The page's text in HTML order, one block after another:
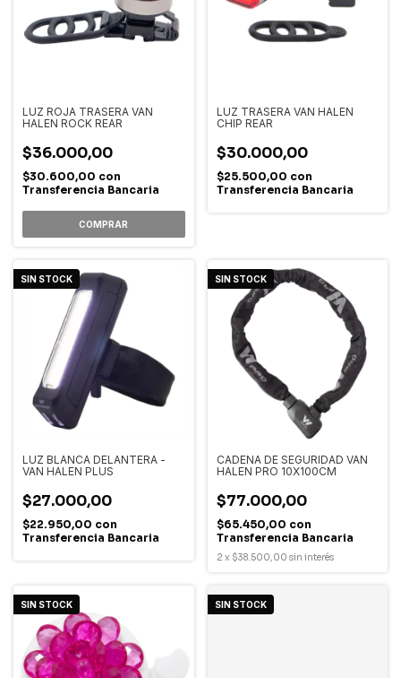
LUZ ROJA TRASERA VAN
HALEN ROCK REAR
$36.000,00
$30.600,00 con
Transferencia Bancaria
LUZ TRASERA VAN HALEN
CHIP REAR
$30.000,00
$25.500,00 con
Transferencia Bancaria
SIN STOCK
LUZ BLANCA DELANTERA -
VAN HALEN PLUS
$27.000,00
$22.950,00 con
Transferencia Bancaria
SIN STOCK
CADENA DE SEGURIDAD VAN
HALEN PRO 10X100CM
$77.000,00
$65.450,00 con
Transferencia Bancaria
2 x $38.500,00 sin interés
SIN STOCK SIN STOCK